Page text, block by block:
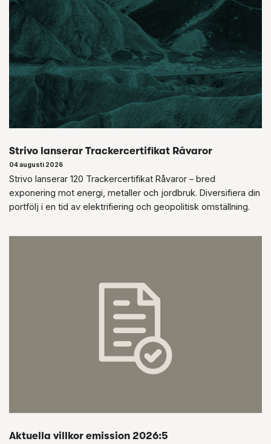
Strivo lanserar Trackercertifikat Råvaror
04 augusti 2026
Strivo lanserar 120 Trackercertifikat Råvaror – bred
exponering mot energi, metaller och jordbruk. Diversifiera din
portfölj i en tid av elektrifiering och geopolitisk omställning.
Aktuella villkor emission 2026:5